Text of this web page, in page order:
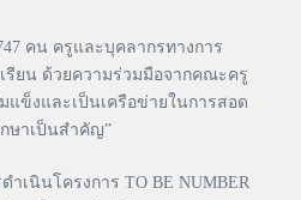
คน ครูและบุคลากรทางการ
รียน ด้วยความร่วมมือจากคณะครู
แข็งและเป็นเครือข่ายในการสอด
ษาเป็นสำคัญ”
เนินโครงการ TO BE NUMBER